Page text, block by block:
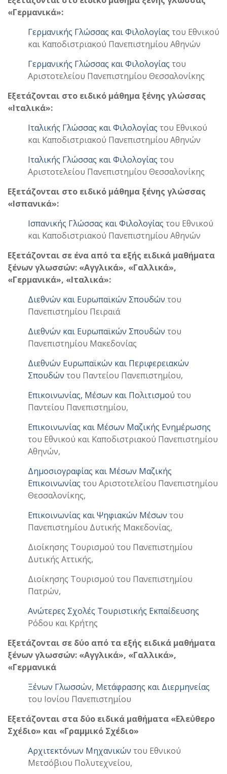
«Γερμανικά»:
Γερμανικής Γλώσσας και Φιλολογίας του Εθνικού
και Καποδιστριακού Πανεπιστημίου Αθηνών
Γερμανικής Γλώσσας και Φιλολογίας του
Αριστοτελείου Πανεπιστημίου Θεσσαλονίκης
Εξετάζονται στο ειδικό μάθημα ξένης γλώσσας
«Ιταλικά»:
Ιταλικής Γλώσσας και Φιλολογίας του Εθνικού
και Καποδιστριακού Πανεπιστημίου Αθηνών
Ιταλικής Γλώσσας και Φιλολογίας του
Αριστοτελείου Πανεπιστημίου Θεσσαλονίκης
Εξετάζονται στο ειδικό μάθημα ξένης γλώσσας
«Ισπανικά»:
Ισπανικής Γλώσσας και Φιλολογίας του Εθνικού
και Καποδιστριακού Πανεπιστημίου Αθηνών
Εξετάζονται σε ένα από τα εξής ειδικά μαθήματα
ξένων γλωσσών: «Αγγλικά», «Γαλλικά»,
«Γερμανικά», «Ιταλικά»:
Διεθνών και Ευρωπαϊκών Σπουδών του
Πανεπιστημίου Πειραιά
Διεθνών και Ευρωπαϊκών Σπουδών του
Πανεπιστημίου Μακεδονίας
Διεθνών Ευρωπαϊκών και Περιφερειακών
Σπουδών του Παντείου Πανεπιστημίου,
Επικοινωνίας, Μέσων και Πολιτισμού του
Παντείου Πανεπιστημίου,
Επικοινωνίας και Μέσων Μαζικής Ενημέρωσης
του Εθνικού και Καποδιστριακού Πανεπιστημίου
Αθηνών,
Δημοσιογραφίας και Μέσων Μαζικής
Επικοινωνίας του Αριστοτελείου Πανεπιστημίου
Θεσσαλονίκης,
Επικοινωνίας και Ψηφιακών Μέσων του
Πανεπιστημίου Δυτικής Μακεδονίας,
Διοίκησης Τουρισμού του Πανεπιστημίου
Δυτικής Αττικής,
Διοίκησης Τουρισμού του Πανεπιστημίου
Πατρών,
Ανώτερες Σχολές Τουριστικής Εκπαίδευσης
Ρόδου και Κρήτης
Εξετάζονται σε δύο από τα εξής ειδικά μαθήματα
ξένων γλωσσών: «Αγγλικά», «Γαλλικά»,
«Γερμανικά
Ξένων Γλωσσών, Μετάφρασης και Διερμηνείας
του Ιονίου Πανεπιστημίου
Εξετάζονται στα δύο ειδικά μαθήματα «Ελεύθερο
Σχέδιο» και «Γραμμικό Σχέδιο»
Αρχιτεκτόνων Μηχανικών του Εθνικού
Μετσόβιου Πολυτεχνείου,